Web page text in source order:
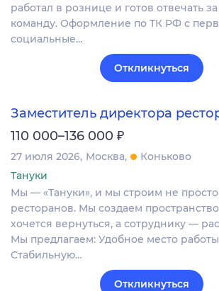
работал в рознице и готов отвечать
команду. Оформление по ТК РФ с
социальные…
Откликнуться
Заместитель директора
110 000–136 000 ₽
27 июля 2026 Москва
Коньково
Тануки
Мы — «Тануки», и мы строим не просто
ресторанов. Мы создаем
хочется вернуться, а сотруднику —
Мы предлагаем: Удобное место
Стабильную…
Откликнуться